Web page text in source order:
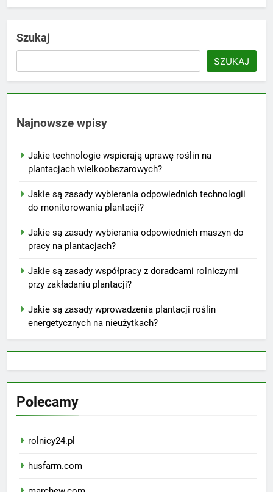
Szukaj
SZUKAJ
Najnowsze wpisy
Jakie technologie wspierają uprawę roślin na
plantacjach wielkoobszarowych?
Jakie są zasady wybierania odpowiednich technologii
do monitorowania plantacji?
Jakie są zasady wybierania odpowiednich maszyn do
pracy na plantacjach?
Jakie są zasady współpracy z doradcami rolniczymi
przy zakładaniu plantacji?
Jakie są zasady wprowadzenia plantacji roślin
energetycznych na nieużytkach?
Polecamy
rolnicy24.pl
husfarm.com